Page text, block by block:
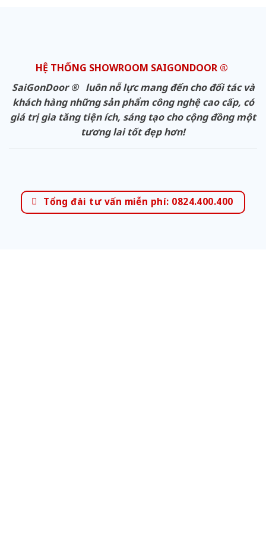
HỆ THỐNG SHOWROOM SAIGONDOOR ®
SaiGonDoor ® luôn nỗ lực mang đến cho đối tác và
khách hàng những sản phẩm công nghệ cao cấp, có
giá trị gia tăng tiện ích, sáng tạo cho cộng đồng một
tương lai tốt đẹp hơn!
Tổng đài tư vấn miễn phí: 0824.400.400